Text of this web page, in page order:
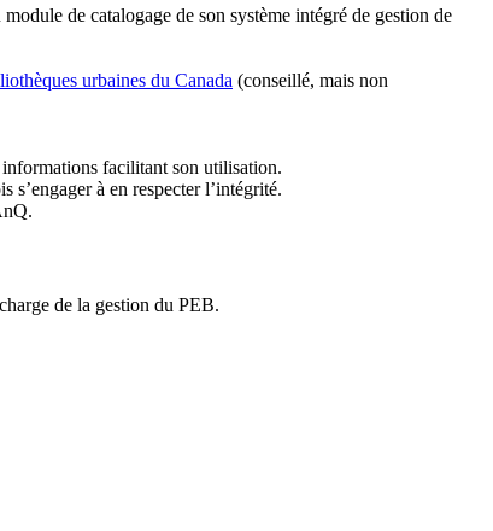
de catalogage de son système intégré de gestion de
urbaines du Canada (conseillé, mais non
facilitant son utilisation.
à en respecter l’intégrité.
de la gestion du PEB.